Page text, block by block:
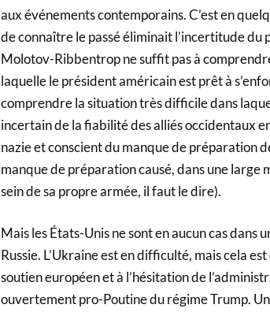
aux événements contemporains. C’est en
de connaître le passé éliminait l’incertitude du
Molotov-Ribbentrop ne suffit pas à
laquelle le président américain est prêt à
comprendre la situation très difficile dans
incertain de la fiabilité des alliés occidentaux
nazie et conscient du manque de préparation
manque de préparation causé, dans une large
sein de sa propre armée, il faut le dire).
Mais les États-Unis ne sont en aucun cas dans
Russie. L’Ukraine est en difficulté, mais cela
soutien européen et à l’hésitation de
ouvertement pro-Poutine du régime Trump.